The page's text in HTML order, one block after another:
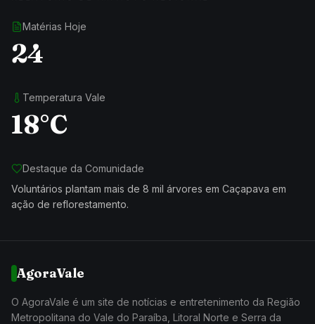
Matérias Hoje
24
Temperatura Vale
18°C
Destaque da Comunidade
Voluntários plantam mais de 8 mil árvores em Caçapava em
ação de reflorestamento.
AgoraVale
O AgoraVale é um site de notícias e entretenimento da Região
Metropolitana do Vale do Paraíba, Litoral Norte e Serra da